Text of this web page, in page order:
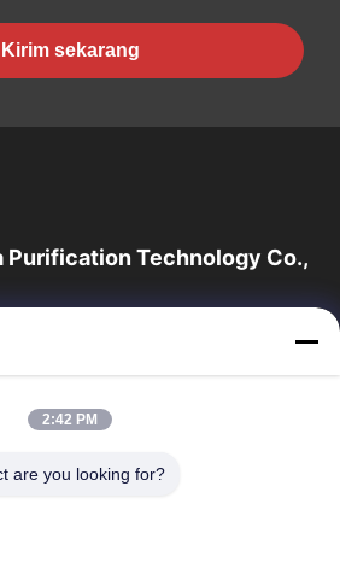
Kirim sekarang
Purification Technology Co.,
produsen dan pengekspor
terkemuka, kami menawarkan jajaran
Produk
2:42 PM
are you looking for?